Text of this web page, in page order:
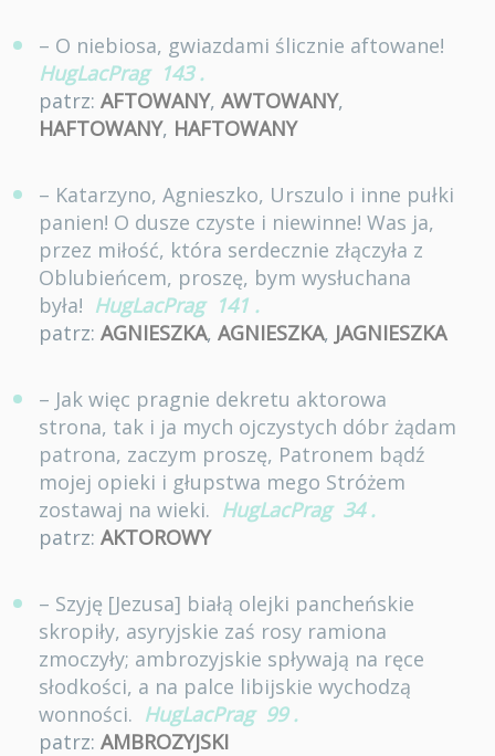
– O niebiosa, gwiazdami ślicznie aftowane!
HugLacPrag 143 .
patrz: AFTOWANY, AWTOWANY,
HAFTOWANY, HAFTOWANY
– Katarzyno, Agnieszko, Urszulo i inne pułki
panien! O dusze czyste i niewinne! Was ja,
przez miłość, która serdecznie złączyła z
Oblubieńcem, proszę, bym wysłuchana
była! HugLacPrag 141 .
patrz: AGNIESZKA, AGNIESZKA, JAGNIESZKA
– Jak więc pragnie dekretu aktorowa
strona, tak i ja mych ojczystych dóbr żądam
patrona, zaczym proszę, Patronem bądź
mojej opieki i głupstwa mego Stróżem
zostawaj na wieki. HugLacPrag 34 .
patrz: AKTOROWY
– Szyję [Jezusa] białą olejki pancheńskie
skropiły, asyryjskie zaś rosy ramiona
zmoczyły; ambrozyjskie spływają na ręce
słodkości, a na palce libijskie wychodzą
wonności. HugLacPrag 99 .
patrz: AMBROZYJSKI